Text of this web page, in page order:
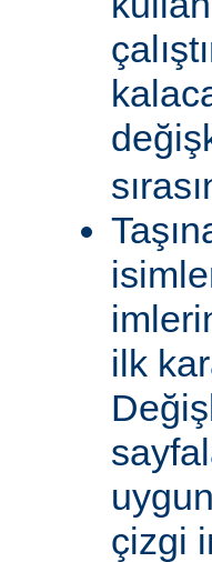
ilk
çizgi